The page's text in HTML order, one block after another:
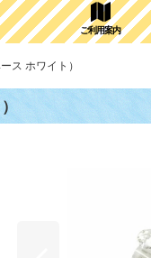
ご利用案内
ス ホワイト）